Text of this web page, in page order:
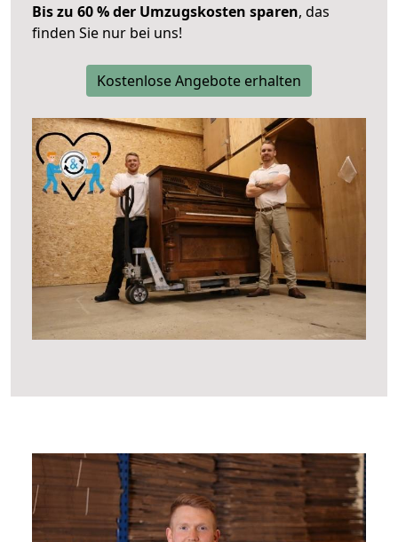
Bis zu 60 % der Umzugskosten sparen, das
finden Sie nur bei uns!
Kostenlose Angebote erhalten